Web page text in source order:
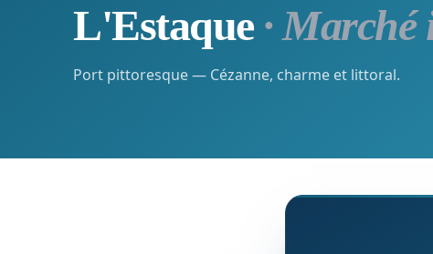
L'Estaque· Marché
Port pittoresque — Cézanne, charme et littoral.